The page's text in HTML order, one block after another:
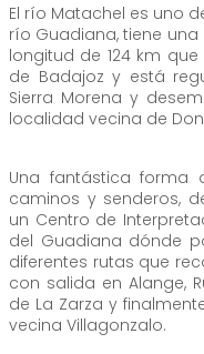
El río Matachel es uno
río Guadiana, tiene
longitud de 124 km
de Badajoz y está
Sierra Morena y
localidad vecina de
Una fantástica forma
caminos y senderos,
un Centro de
del Guadiana dónde
diferentes rutas que
con salida en Alange,
de La Zarza y
vecina Villagonzalo.